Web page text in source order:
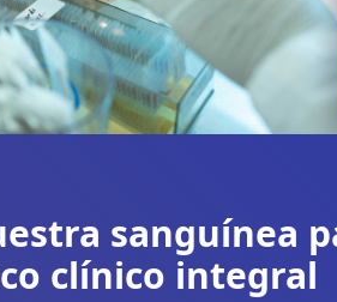
sanguínea
clínico integral